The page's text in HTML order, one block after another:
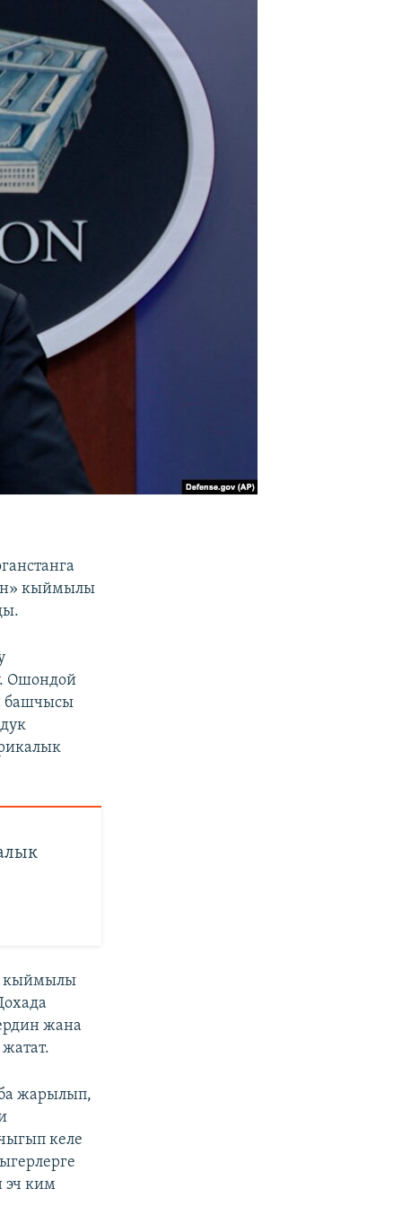
кыймылы
Ошондой
башчысы
кыймылы
жана
жарылып,
келе
эч ким